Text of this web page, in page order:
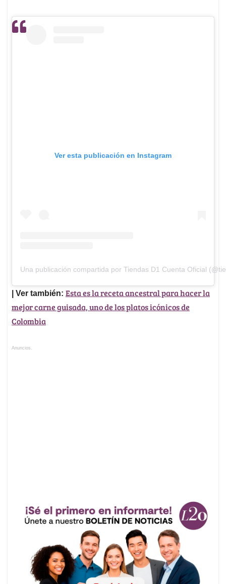
Ver esta publicación en Instagram
Una publicación compartida por Tiendas D1 Cuenta Oficial
| Ver también: Esta es la receta ancestral para hacer la
mejor carne guisada, uno de los platos icónicos de
Colombia
Anuncios.